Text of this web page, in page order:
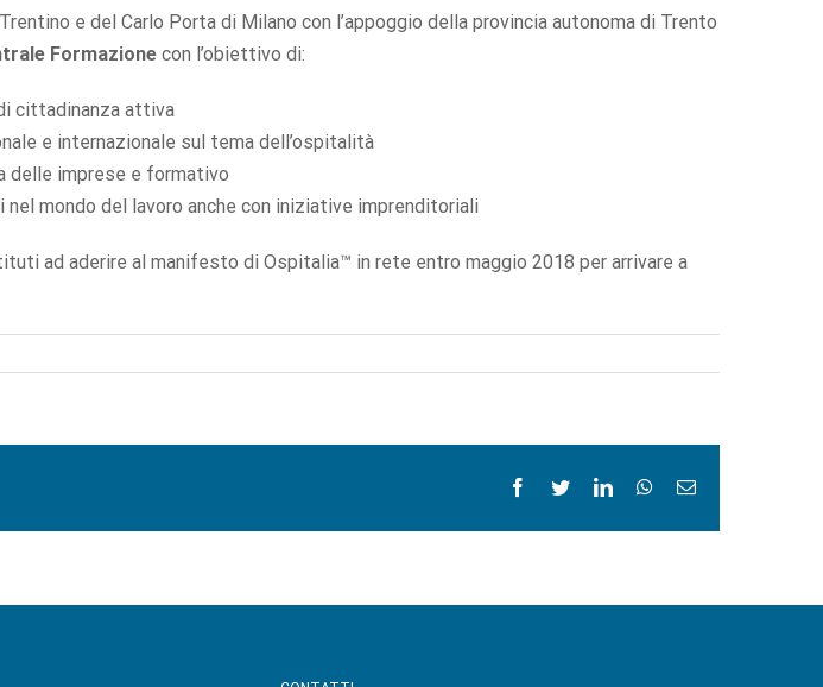
e del Carlo Porta di Milano con l’appoggio della provincia autonoma di Trento
Formazione con l’obiettivo di:
cittadinanza attiva
e internazionale sul tema dell’ospitalità
delle imprese e formativo
mondo del lavoro anche con iniziative imprenditoriali
ad aderire al manifesto di Ospitalia™ in rete entro maggio 2018 per arrivare a
facebook
twitterlinkedinwhatsappEmail